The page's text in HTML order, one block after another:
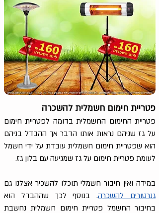
פטריית חימום חשמלית להשכרה
פטריית החימום החשמלית בדומה לפטריית חימום
על גז שניהם נראות אותו הדבר אך ההבדל בניהם
הוא שפטריית חימום חשמלית עובדת על ידי חשמל
לעומת פטריית חימום על גז שמגיעה עם בלון גז.
במידה ואין חיבור חשמלי תוכלו להשכיר אצלנו גם
גנרטורים להשכרה. בנוסף לכך שההבדל הוא
בחיבור החשמל פטריית חימום חשמלית נחשבת